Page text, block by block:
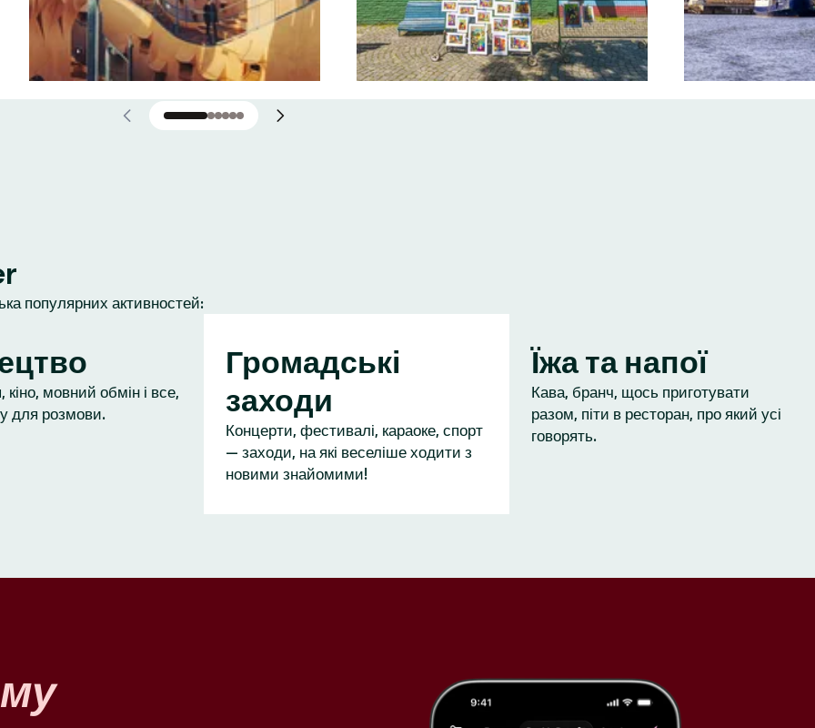
популярних активностей:
кіно, мовний обмін і все,
для розмови.
Громадські
заходи
Концерти, фестивалі, караоке, спорт
— заходи, на які веселіше ходити з
новими знайомими!
Їжа та напої
Кава, бранч, щось приготувати
разом, піти в ресторан, про який усі
говорять.